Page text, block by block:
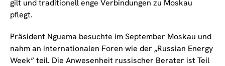
gilt und traditionell enge Verbindungen zu Moskau
pflegt.
Präsident Nguema besuchte im September Moskau und
nahm an internationalen Foren wie der „Russian Energy
Week“ teil. Die Anwesenheit russischer Berater ist Teil